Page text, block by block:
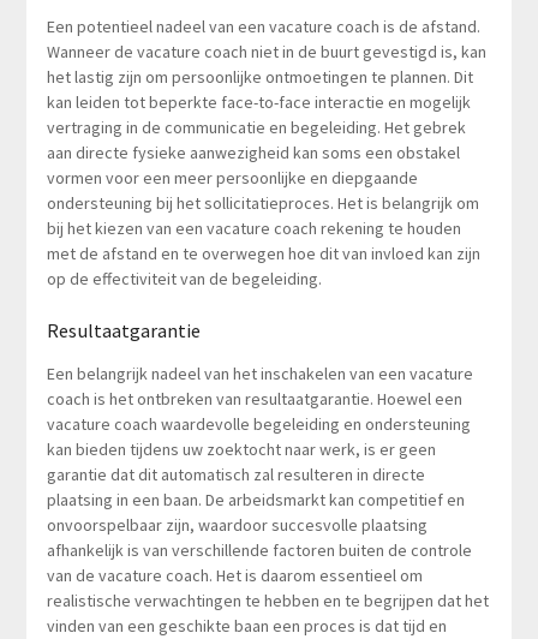
Een potentieel nadeel van een vacature coach is de afstand.
Wanneer de vacature coach niet in de buurt gevestigd is, kan
het lastig zijn om persoonlijke ontmoetingen te plannen. Dit
kan leiden tot beperkte face-to-face interactie en mogelijk
vertraging in de communicatie en begeleiding. Het gebrek
aan directe fysieke aanwezigheid kan soms een obstakel
vormen voor een meer persoonlijke en diepgaande
ondersteuning bij het sollicitatieproces. Het is belangrijk om
bij het kiezen van een vacature coach rekening te houden
met de afstand en te overwegen hoe dit van invloed kan zijn
op de effectiviteit van de begeleiding.
Resultaatgarantie
Een belangrijk nadeel van het inschakelen van een vacature
coach is het ontbreken van resultaatgarantie. Hoewel een
vacature coach waardevolle begeleiding en ondersteuning
kan bieden tijdens uw zoektocht naar werk, is er geen
garantie dat dit automatisch zal resulteren in directe
plaatsing in een baan. De arbeidsmarkt kan competitief en
onvoorspelbaar zijn, waardoor succesvolle plaatsing
afhankelijk is van verschillende factoren buiten de controle
van de vacature coach. Het is daarom essentieel om
realistische verwachtingen te hebben en te begrijpen dat het
vinden van een geschikte baan een proces is dat tijd en